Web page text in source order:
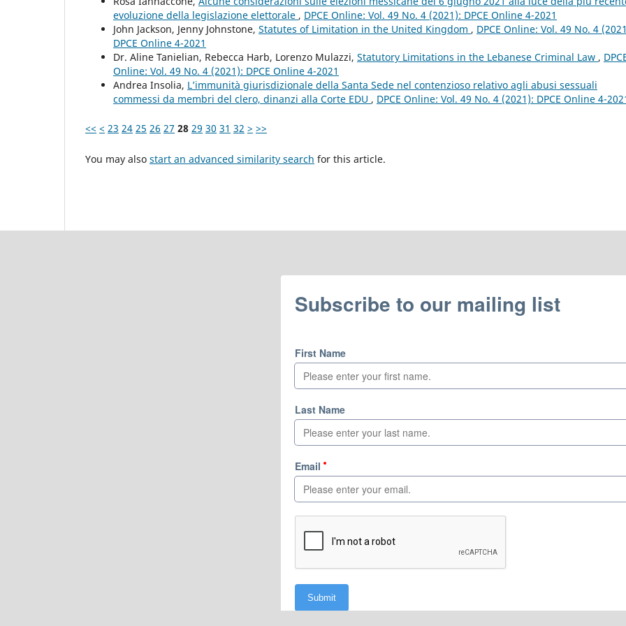
evoluzione della legislazione elettorale , DPCE Online: Vol. 49 No. 4 (2021): DPCE Online 4-2021
John Jackson, Jenny Johnstone, Statutes of Limitation in the United Kingdom , DPCE Online: Vol. 49 No. 4
DPCE Online 4-2021
Dr. Aline Tanielian, Rebecca Harb, Lorenzo Mulazzi, Statutory Limitations in the Lebanese Criminal Law ,
Online: Vol. 49 No. 4 (2021): DPCE Online 4-2021
Andrea Insolia, L’immunità giurisdizionale della Santa Sede nel contenzioso relativo agli abusi sessuali
commessi da membri del clero, dinanzi alla Corte EDU , DPCE Online: Vol. 49 No. 4 (2021): DPCE Online 4-
<< < 23 24 25 26 27 28 29 30 31 32 > >>
You may also start an advanced similarity search for this article.